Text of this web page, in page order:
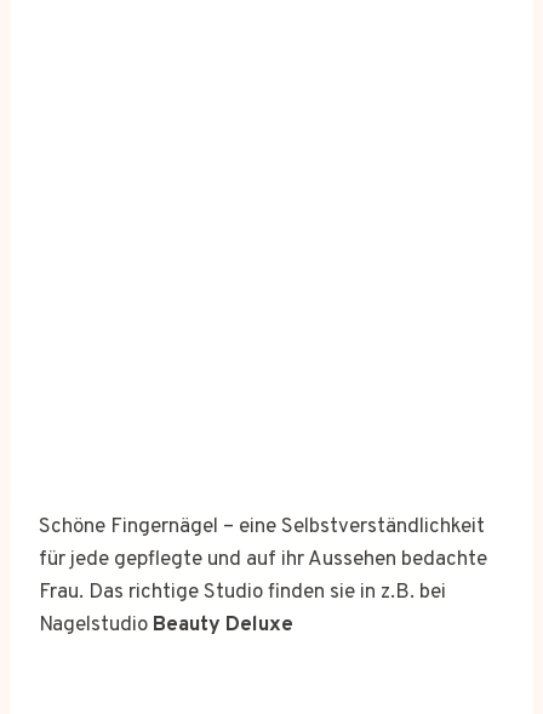
Schöne Fingernägel – eine Selbstverständlichkeit
für jede gepflegte und auf ihr Aussehen bedachte
Frau. Das richtige Studio finden sie in z.B. bei
Nagelstudio Beauty Deluxe